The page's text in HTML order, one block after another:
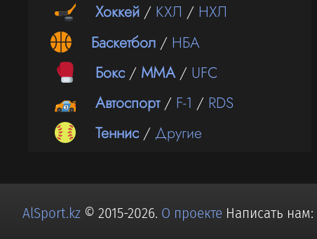
Хоккей / КХЛ / НХЛ
Баскетбол / НБА
Бокс / ММА/ UFC
Автоспорт/ F-1 / RDS
Теннис /Другие
AlSport.kz © 2015-2026. О проекте Написать нам: